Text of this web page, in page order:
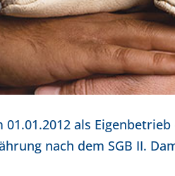
als
nach dem SGB II.